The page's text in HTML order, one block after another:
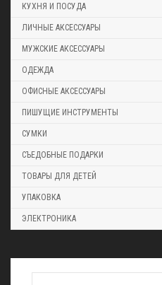
КУХНЯ И ПОСУДА
ЛИЧНЫЕ АКСЕССУАРЫ
МУЖСКИЕ АКСЕССУАРЫ
ОДЕЖДА
ОФИСНЫЕ АКСЕССУАРЫ
ПИШУЩИЕ ИНСТРУМЕНТЫ
СУМКИ
СЪЕДОБНЫЕ ПОДАРКИ
ТОВАРЫ ДЛЯ ДЕТЕЙ
УПАКОВКА
ЭЛЕКТРОНИКА